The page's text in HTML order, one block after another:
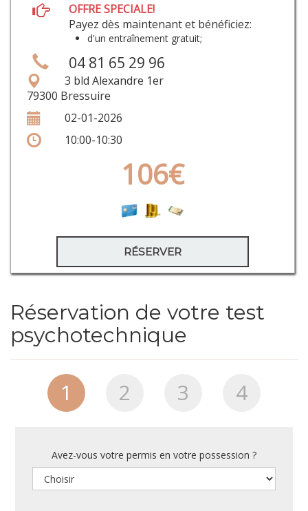
OFFRE SPECIALE!
Payez dès maintenant et bénéficiez:
d'un entraînement gratuit;
04 81 65 29 96
3 bld Alexandre 1er
79300 Bressuire
02-01-2026
10:00-10:30
106€
RÉSERVER
Réservation de votre test
psychotechnique
1 2 3 4
Avez-vous votre permis en votre possession ?